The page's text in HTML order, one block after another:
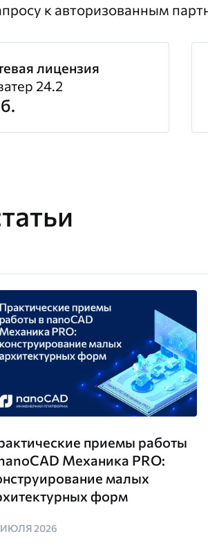
к авторизованным
лицензия
24.2
приемы работы
Механика PRO:
малых
форм
ИЮЛЯ 2026